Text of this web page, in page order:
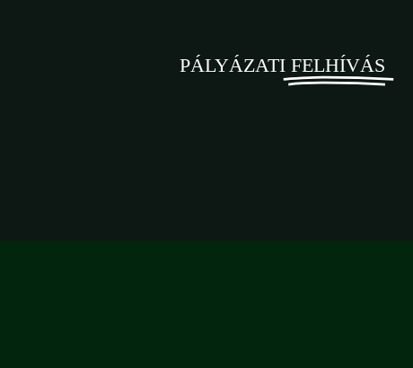
PÁLYÁZATI FELHÍVÁS